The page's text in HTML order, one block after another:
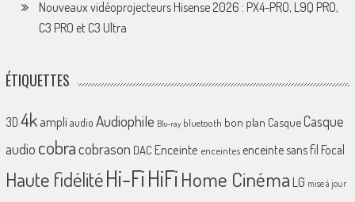
Nouveaux vidéoprojecteurs Hisense 2026 : PX4-PRO, L9Q PRO,
C3 PRO et C3 Ultra
ÉTIQUETTES
3D 4k ampliaudio Audiophile Blu-ray bluetooth bon plan CasqueCasque
audio cobracobrason DAC Enceinte enceintes enceinte sans fil Focal
Haute fidélitéHi-FiHiFiHome Cinéma LG mise à jour